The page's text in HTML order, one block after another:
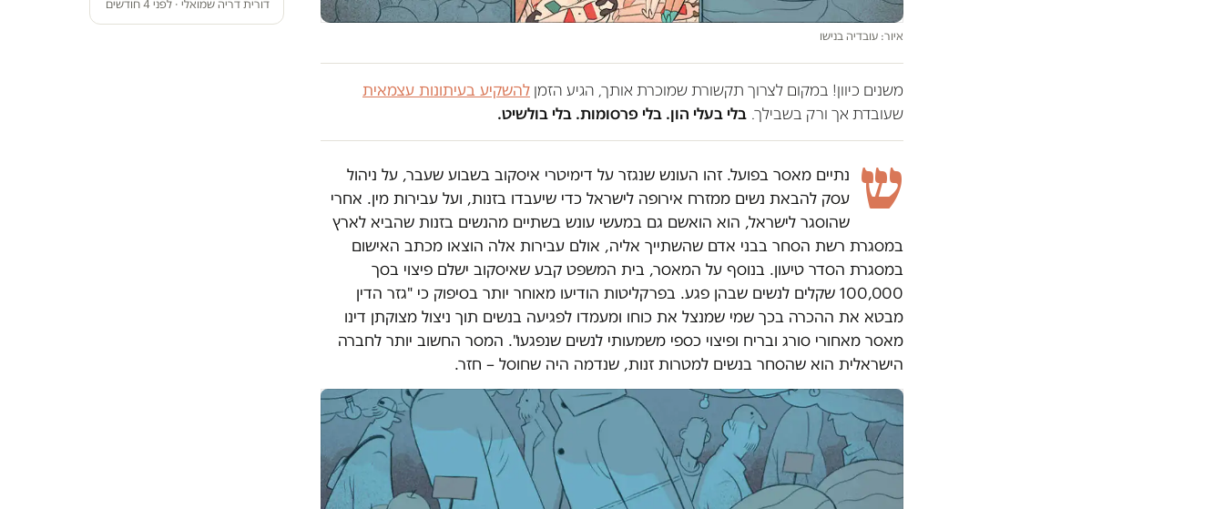
איור: עובדיה בנישו
משנים כיוון! במקום לצרוך תקשורת שמוכרת אותך, הגיע הזמן להשקיע בעיתונות עצמאית
שעובדת אך ורק בשבילך. בלי בעלי הון. בלי פרסומות. בלי בולשיט.
ש
נתיים מאסר בפועל. זהו העונש שנגזר על דימיטרי איסקוב בשבוע שעבר, על ניהול
עסק להבאת נשים ממזרח אירופה לישראל כדי שיעבדו בזנות, ועל עבירות מין. אחרי
שהוסגר לישראל, הוא הואשם גם במעשי עונש בשתיים מהנשים בזנות שהביא לארץ
במסגרת רשת הסחר בבני אדם שהשתייך אליה, אולם עבירות אלה הוצאו מכתב האישום
במסגרת הסדר טיעון. בנוסף על המאסר, בית המשפט קבע שאיסקוב ישלם פיצוי בסך
100,000 שקלים לנשים שבהן פגע. בפרקליטות הודיעו מאוחר יותר בסיפוק כי "גזר הדין
מבטא את ההכרה בכך שמי שמנצל את כוחו ומעמדו לפגיעה בנשים תוך ניצול מצוקתן דינו
מאסר מאחורי סורג ובריח ופיצוי כספי משמעותי לנשים שנפגעו". המסר החשוב יותר לחברה
הישראלית הוא שהסחר בנשים למטרות זנות, שנדמה היה שחוסל – חזר.
דורית דריה שמואלי · לפני 4 חודשים